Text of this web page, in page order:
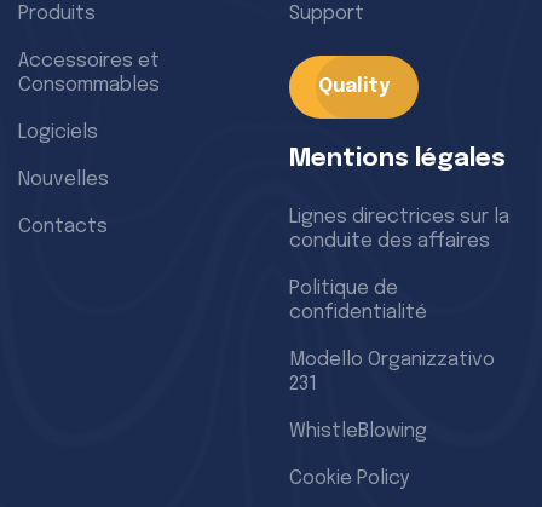
Produits
Accessoires et
Consommables
Logiciels
Nouvelles
Contacts
Support
Quality
Mentions légales
Lignes directrices sur la
conduite des affaires
Politique de
confidentialité
Modello Organizzativo
231
WhistleBlowing
Cookie Policy